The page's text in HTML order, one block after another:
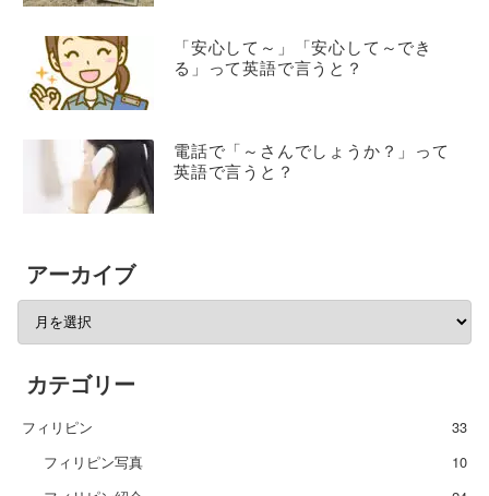
「安心して～」「安心して～でき
る」って英語で言うと？
電話で「～さんでしょうか？」って
英語で言うと？
アーカイブ
カテゴリー
フィリピン
33
フィリピン写真
10